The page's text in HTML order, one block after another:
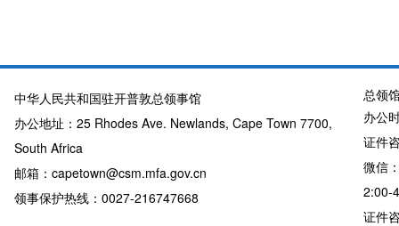
中华人民共和国驻开普敦总领事馆
办公地址：25 Rhodes Ave. Newlands, Cape Town 7700,
South Africa
邮箱：capetown@csm.mfa.gov.cn
领事保护热线：0027-216747668
总领
办公
证件
微信
2:00-
证件